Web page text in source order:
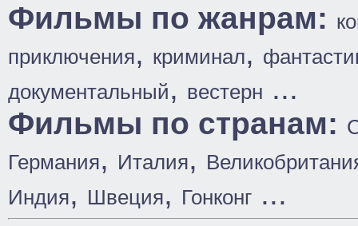
Фильмы по жанрам:
приключения, криминал,
документальный, вестерн ...
Фильмы по странам:
Германия, Италия,
Индия, Швеция, Гонконг ...